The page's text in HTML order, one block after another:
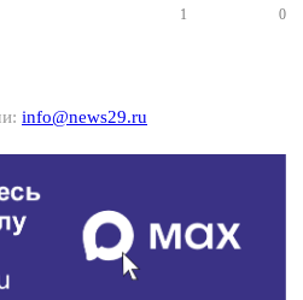
1 0
info@news29.ru